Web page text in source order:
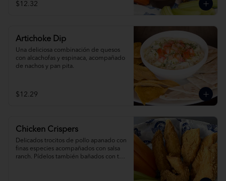
$12.32
Artichoke Dip
Una deliciosa combinación de quesos
con alcachofas y espinaca, acompañado
de nachos y pan pita.
$12.29
Chicken Crispers
Delicados trocitos de pollo apanado con
finas especies acompañados con salsa
ranch. Pídelos también bañados con tu